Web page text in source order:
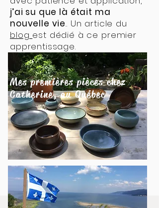
j’ai su que là était ma
nouvelle vie.. Un article du
blog est dédié à ce premier
apprentissage.
Mes premières pièces chez
Catherine, au Québec